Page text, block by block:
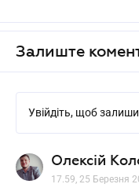
Залиште
Увійдіть, щоб
Олексій
17.59, 25 Березня